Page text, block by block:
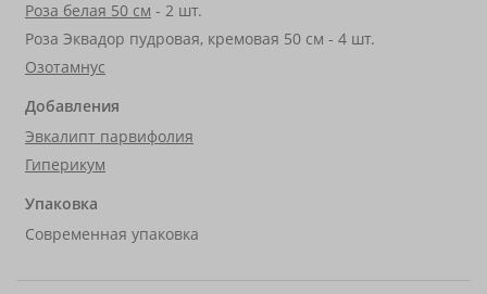
Роза белая 50 см - 2 шт.
Роза Эквадор пудровая, кремовая 50 см - 4 шт.
Озотамнус
Добавления
Эвкалипт парвифолия
Гиперикум
Упаковка
Современная упаковка